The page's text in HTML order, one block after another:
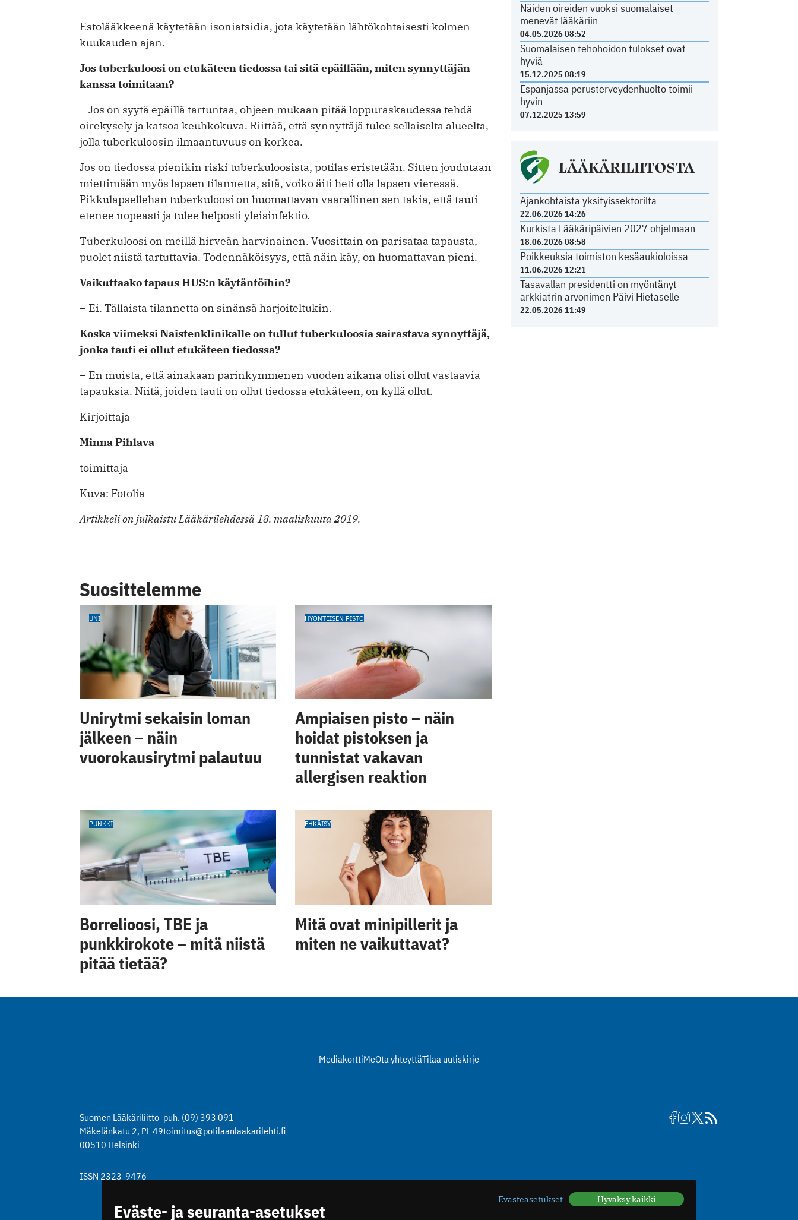
Näiden oireiden vuoksi suomalaiset
menevät lääkäriin
04.05.2026 08:52
Suomalaisen tehohoidon tulokset ovat
hyviä
15.12.2025 08:19
Espanjassa perusterveydenhuolto toimii
hyvin
07.12.2025 13:59
LÄÄKÄRILIITOSTA
Ajankohtaista yksityissektorilta
22.06.2026 14:26
Kurkista Lääkäripäivien 2027 ohjelmaan
18.06.2026 08:58
Poikkeuksia toimiston kesäaukioloissa
11.06.2026 12:21
Tasavallan presidentti on myöntänyt
arkkiatrin arvonimen Päivi Hietaselle
22.05.2026 11:49
Estolääkkeenä käytetään isoniatsidia, jota käytetään lähtökohtaisesti kolmen
kuukauden ajan.
Jos tuberkuloosi on etukäteen tiedossa tai sitä epäillään, miten synnyttäjän
kanssa toimitaan?
– Jos on syytä epäillä tartuntaa, ohjeen mukaan pitää loppuraskaudessa tehdä
oirekysely ja katsoa keuhkokuva. Riittää, että synnyttäjä tulee sellaiselta alueelta,
jolla tuberkuloosin ilmaantuvuus on korkea.
Jos on tiedossa pienikin riski tuberkuloosista, potilas eristetään. Sitten joudutaan
miettimään myös lapsen tilannetta, sitä, voiko äiti heti olla lapsen vieressä.
Pikkulapsellehan tuberkuloosi on huomattavan vaarallinen sen takia, että tauti
etenee nopeasti ja tulee helposti yleisinfektio.
Tuberkuloosi on meillä hirveän harvinainen. Vuosittain on parisataa tapausta,
puolet niistä tartuttavia. Todennäköisyys, että näin käy, on huomattavan pieni.
Vaikuttaako tapaus HUS:n käytäntöihin?
– Ei. Tällaista tilannetta on sinänsä harjoiteltukin.
Koska viimeksi Naistenklinikalle on tullut tuberkuloosia sairastava synnyttäjä,
jonka tauti ei ollut etukäteen tiedossa?
– En muista, että ainakaan parinkymmenen vuoden aikana olisi ollut vastaavia
tapauksia. Niitä, joiden tauti on ollut tiedossa etukäteen, on kyllä ollut.
Kirjoittaja
Minna Pihlava
toimittaja
Kuva: Fotolia
Artikkeli on julkaistu Lääkärilehdessä 18. maaliskuuta 2019.
Suosittelemme
UNI
Unirytmi sekaisin loman
jälkeen – näin
vuorokausirytmi palautuu
HYÖNTEISEN PISTO
Ampiaisen pisto – näin
hoidat pistoksen ja
tunnistat vakavan
allergisen reaktion
PUNKKI
Borrelioosi, TBE ja
punkkirokote – mitä niistä
pitää tietää?
EHKÄISY
Mitä ovat minipillerit ja
miten ne vaikuttavat?
MediakorttiMeOta yhteyttäTilaa uutiskirje
Suomen Lääkäriliitto
Mäkelänkatu 2, PL 49
00510 Helsinki
puh. (09) 393 091
toimitus@potilaanlaakarilehti.fi
ISSN 2323-9476
Eväste- ja seuranta-asetukset
Evästeasetukset Hyväksy kaikki